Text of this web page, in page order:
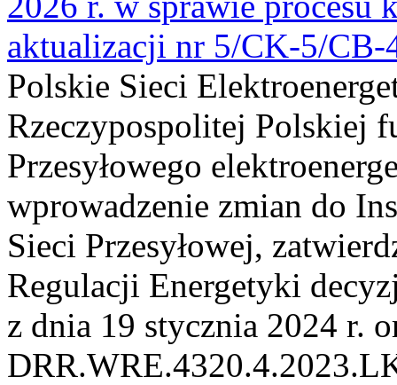
aktualizacji nr 5/CK-5/CB-
Polskie Sieci
Rzeczypospolitej Polskiej
Przesyłowego
wprowadzenie zmian do
Sieci Przesyłowej,
Regulacji Energetyki
z dnia 19 stycznia 2024 r.